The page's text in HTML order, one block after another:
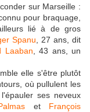
sur Marseille :
pour braquage,
lié à de gros
Spanu , 27 ans, dit
Laaban , 43 ans, un
elle s'être plutôt
où pullulent les
ses neveux
et François